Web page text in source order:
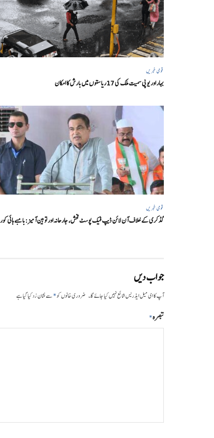
قومی خبریں
بہار اور یو پی سمیت ملک کی 17ریاستوں میں بارش کا امکان
قومی خبریں
گڈکری کے خلاف آن لائن ڈیپ فیک پوسٹ فحش، جارحانہ اور توہین آمیز:بامبے ہائی
جواب دیں
آپ کا ای میل ایڈریس شائع نہیں کیا جائے گا۔ ضروری خانوں کو*سے نشان زد کیا گیا ہے
تبصرہ*